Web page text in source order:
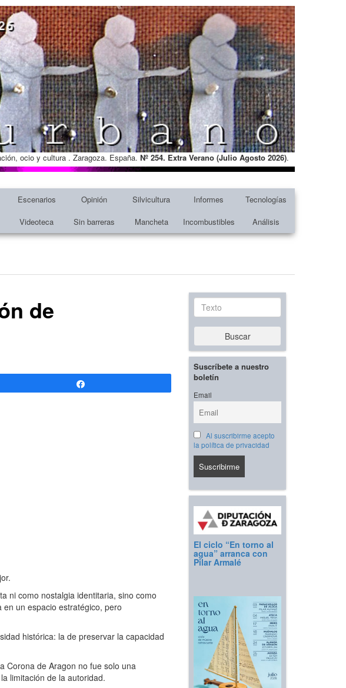
ocio y cultura . Zaragoza. España. Nº 254. Extra Verano (Julio Agosto 2026).
Escenarios Opinión Silvicultura Informes
Tecnologías
Videoteca Sin barreras Mancheta Incombustibles Análisis
de
ni como nostalgia identitaria, sino como
un espacio estratégico, pero
histórica: la de preservar la capacidad
Corona de Aragon no fue solo una
limitación de la autoridad.
Texto
Buscar
Suscríbete a nuestro
boletín
Email
Al suscribirme acepto
la política de privacidad
El ciclo “En torno al
agua” arranca con
Pilar Armalé